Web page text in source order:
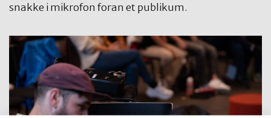
snakke i mikrofon foran et publikum.